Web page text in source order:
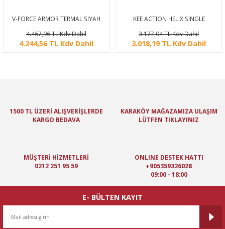
V-FORCE ARMOR TERMAL SIYAH
PAINTBALL MASKESI
4.467,96 TL Kdv Dahil
4.244,56 TL Kdv Dahil
KEE ACTION HELIX SINGLE
PAINTBALL MASKESI
3.177,04 TL Kdv Dahil
3.018,19 TL Kdv Dahil
1500 TL ÜZERİ ALIŞVERİŞLERDE
KARGO BEDAVA
KARAKÖY MAĞAZAMIZA ULAŞIM
LÜTFEN TIKLAYINIZ
MÜŞTERİ HİZMETLERİ
0212 251 95 59
ONLINE DESTEK HATTI
+905359326028
09:00 - 18:00
E- BÜLTEN KAYIT